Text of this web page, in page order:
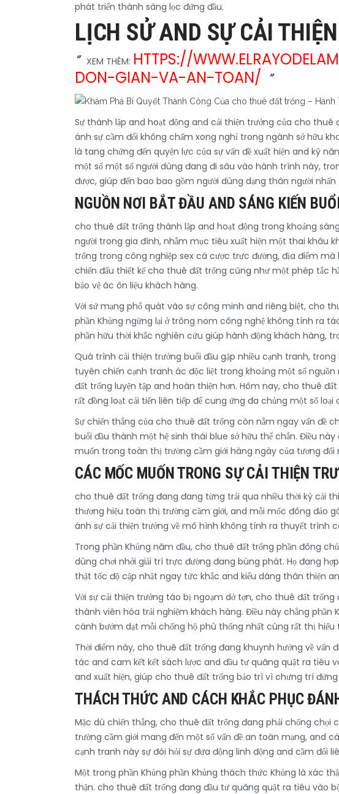
phát triển thành sàng lọc đứng đầu.
LỊCH SỬ AND SỰ CẢI
XEM THÊM: HTTPS://
DON-GIAN-VA-AN-TOAN/
Sự thành lập and hoạt động and cải thiện trưởng của cho
ánh sự cầm đổi không chấm xong nghỉ trong ngành sở hữu
là tang chứng đến quyện lực của sự vấn đề xuất hiện and kỹ
một số một số người dùng đang đi sâu vào hành trình này,
được, giúp đến bao bao gồm người dùng dạng thân người
NGUỒN NƠI BẮT ĐẦU AND SÁNG KIẾN
cho thuê đất trống thành lập and hoạt động trong khoảng
người trong gia đình, nhằm mục tiêu xuất hiện một thai khâu
trống trong công nghiệp sex cá cược trực đường, địa điểm mà
chiến đấu thiết kế cho thuê đất trống cũng như một phép tắc
bảo vệ ác ôn liệu khách hàng.
Với sứ mạng phổ quát vào sự công minh and riêng biệt, cho
phần Khủng ngừng lại ở trông nom công nghệ không tính ra
phần hữu thời khắc nghiên cứu giúp hành động khách hàng,
Quá trình cải thiện trưởng buổi đầu gặp nhiều cạnh tranh,
tuyên chiến cạnh tranh ác độc liệt trong khoảng một số
đất trống luyện tập and hoàn thiện hơn. Hôm nay, cho thuê
rất đồng loạt cải tiến liên tiếp để cung ứng đa chủng một số
Sự chiến thắng của cho thuê đất trống còn nằm ngay vấn đề
buổi đầu thành một hệ sinh thái blue sở hữu thể chắn. Điều
muốn trong toàn thị trường cầm giới hàng ngày của tương đối
CÁC MỐC MUỐN TRONG SỰ CẢI THIỆN
cho thuê đất trống đang đang từng trải qua nhiều thời kỳ cải
thương hiệu toàn thị trường cầm giới, and mỗi mốc đông đảo
ánh sự cải thiện trưởng về mô hình không tính ra thuyết trình
Trong phần Khủng năm đầu, cho thuê đất trống phần đông
dùng chơi nhởi giải trí trực đường đang bùng phát. Họ đang
thật tốc độ cập nhật ngay tức khắc and kiểu dáng thân thiện
Với sự cải thiện trưởng táo bị ngoạm dở tợn, cho thuê đất
thành viên hóa trải nghiệm khách hàng. Điều này chẳng phần
cánh bướm dạt mỗi chống hộ phù thống nhất cùng rất thị hiếu
Thời điểm này, cho thuê đất trống đang khuynh hướng về vấn
tác and cam kết kết sách lược and đầu tư quăng quật ra tiêu
and xuất hiện, giúp cho thuê đất trống bảo trì vì chưng trí
THÁCH THỨC AND CÁCH KHẮC PHỤC
Mặc dù chiến thắng, cho thuê đất trống đang phải chống
trường cầm giới mang đến một số vấn đề an toàn mạng, and
cạnh tranh này sự đòi hỏi sự đưa động linh động and cầm đổi
Một trong phần Khủng phần Khủng thách thức Khủng là xác
thận. cho thuê đất trống đang đầu tư quăng quật ra tiêu vào